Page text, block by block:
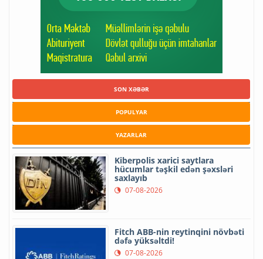
SON XƏBƏR
POPULYAR
YAZARLAR
Kiberpolis xarici saytlara
hücumlar təşkil edən şəxsləri
saxlayıb
07-08-2026
Fitch ABB-nin reytinqini növbəti
dəfə yüksəltdi!
07-08-2026